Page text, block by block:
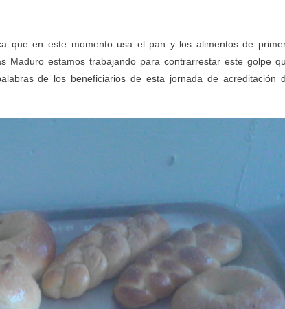
que en este momento usa el pan y los alimentos de
Maduro estamos trabajando para contrarrestar este golpe
de los beneficiarios de esta jornada de acreditación